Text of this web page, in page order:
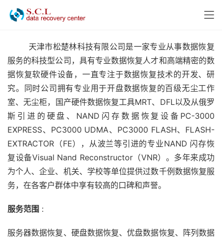
服务的科技型公司，具有专业数据恢复人才和高端精密的数
据恢复软硬件设备，一直专注于数据恢复技术的开发、研
究。同时公司拥有专业用于开盘数据恢复的百级无尘工作
室、无尘柜，国产硬件数据恢复工具MRT、DFL以及从俄罗
斯引进的硬盘、NAND闪存数据恢复设备PC-3000
EXPRESS、PC3000 UDMA、PC3000 FLASH、FLASH-
EXTRACTOR（FE），从波兰等引进的专业NAND 闪存恢
复设备Visual Nand Reconstructor（VNR）。多年来成功
为个人、企业、机关、学校等单位提供过数千例数据恢复服
务，在各客户群体中享有较高的口碑和声誉。
服务范围 :
服务器数据恢复、硬盘数据恢复、优盘数据恢复、阵列数据